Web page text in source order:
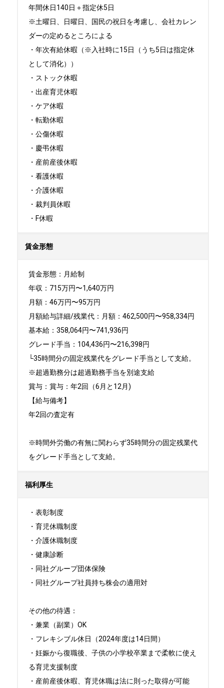
年間休日140日＋指定休5日
※土曜日、日曜日、国民の祝日を考慮し、会社カレン
ダーの定めるところによる
・年次有給休暇（※入社時に15日（うち5日は指定休
として消化））
・ストック休暇
・出産育児休暇
・ケア休暇
・転勤休暇
・公傷休暇
・慶弔休暇
・産前産後休暇
・看護休暇
・介護休暇
・裁判員休暇
・F休暇
賃金形態
賃金形態：月給制
年収：715万円〜1,640万円
月額：46万円〜95万円
月額給与詳細/残業代：月額：462,500円〜958,334円
基本給：358,064円〜741,936円
グレード手当：104,436円〜216,398円
└35時間分の固定残業代をグレード手当として支給。
※超過勤務分は超過勤務手当を別途支給
賞与：賞与：年2回（6月と12月)
【給与備考】
年2回の査定有
※時間外労働の有無に関わらず35時間分の固定残業代
をグレード手当として支給。
福利厚生
・表彰制度
・育児休職制度
・介護休職制度
・健康診断
・同社グループ団体保険
・同社グループ社員持ち株会の適用対
その他の待遇：
・兼業（副業）OK
・フレキシブル休日（2024年度は14日間）
・妊娠から復職後、子供の小学校卒業まで柔軟に使え
る育児支援制度
・産前産後休暇、育児休職は法に則った取得が可能